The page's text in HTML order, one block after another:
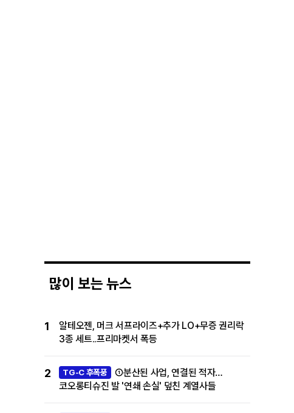
많이 보는 뉴스
1
알테오젠, 머크 서프라이즈+추가 LO+무증 권리락
3종 세트..프리마켓서 폭등
2 TG-C 후폭풍
①분산된 사업, 연결된 적자…
코오롱티슈진 발 '연쇄 손실' 덮친 계열사들